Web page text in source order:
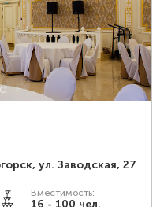
ул. Заводская, 27
Вместимость:
16 - 100 чел.